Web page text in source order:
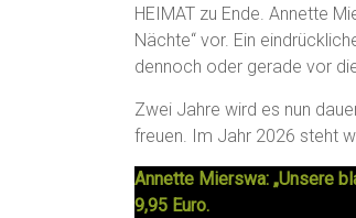
HEIMAT zu Ende. Annette
Nächte“ vor. Ein
dennoch oder gerade vor
Zwei Jahre wird es nun
freuen. Im Jahr 2026 steht
Annette Mierswa: „Unsere
9,95 Euro.